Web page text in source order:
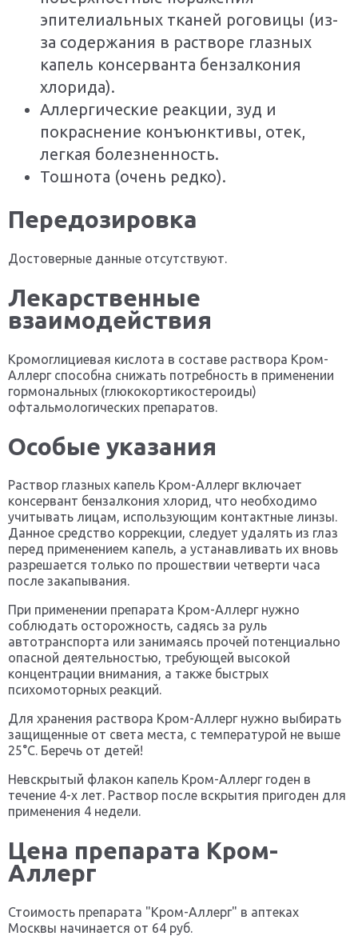
эпителиальных тканей роговицы (из-
за содержания в растворе глазных
капель консерванта бензалкония
хлорида).
Аллергические реакции, зуд и
покраснение конъюнктивы, отек,
легкая болезненность.
Тошнота (очень редко).
Передозировка
Достоверные данные отсутствуют.
Лекарственные
взаимодействия
Кромоглициевая кислота в составе раствора Кром-
Аллерг способна снижать потребность в применении
гормональных (глюкокортикостероиды)
офтальмологических препаратов.
Особые указания
Раствор глазных капель Кром-Аллерг включает
консервант бензалкония хлорид, что необходимо
учитывать лицам, использующим контактные линзы.
Данное средство коррекции, следует удалять из глаз
перед применением капель, а устанавливать их вновь
разрешается только по прошествии четверти часа
после закапывания.
При применении препарата Кром-Аллерг нужно
соблюдать осторожность, садясь за руль
автотранспорта или занимаясь прочей потенциально
опасной деятельностью, требующей высокой
концентрации внимания, а также быстрых
психомоторных реакций.
Для хранения раствора Кром-Аллерг нужно выбирать
защищенные от света места, с температурой не выше
25°С. Беречь от детей!
Невскрытый флакон капель Кром-Аллерг годен в
течение 4-х лет. Раствор после вскрытия пригоден для
применения 4 недели.
Цена препарата Кром-
Аллерг
Стоимость препарата "Кром-Аллерг" в аптеках
Москвы начинается от 64 руб.